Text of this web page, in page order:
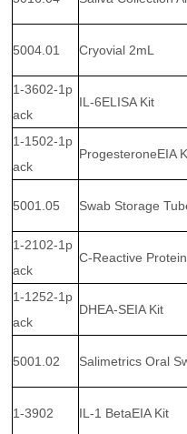
5004.01 Cryovial 2mL
1-3602-1p
ack
IL-6ELISA Kit
1-1502-1p
ack
ProgesteroneEIA
5001.05 Swab Storage
1-2102-1p
ack
C-Reactive
1-1252-1p
ack
DHEA-SEIA Kit
5001.02 Salimetrics Oral
1-3902 IL-1 BetaEIA Kit